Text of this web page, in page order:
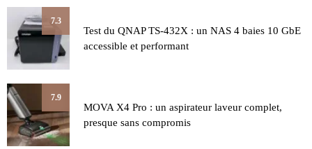
7.3
Test du QNAP TS-432X : un NAS 4 baies 10 GbE
accessible et performant
7.9
MOVA X4 Pro : un aspirateur laveur complet,
presque sans compromis